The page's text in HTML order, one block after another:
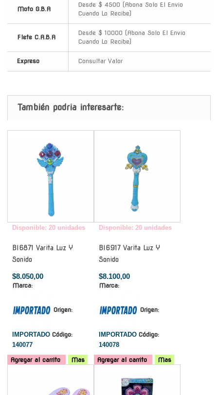
Moto G.B.A
Desde $ 4500 (Abona Solo El Envio
Cuando Lo Recibe)
Flete C.A.B.A
Desde $ 10000 (Abona Solo El Envio
Cuando Lo Recibe)
Expreso Consultar Valor
También podria interesarte:
Disponible: 20 unidades
Bl6871 Varita Luz Y
Sonido
$8.050,00
Marca:
Origen:
IMPORTADO Código:
140077
Agregar al carrito Mas
Disponible: 20 unidades
Bl6917 Varita Luz Y
Sonido
$8.100,00
Marca:
Origen:
IMPORTADO Código:
140078
Agregar al carrito
Mas